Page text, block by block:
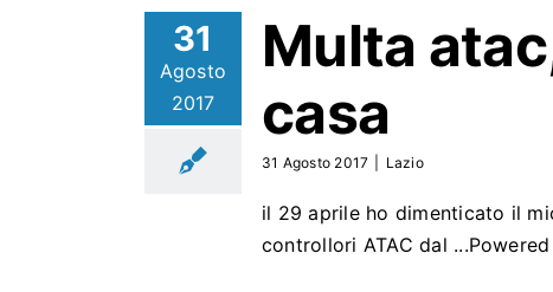
31
Agosto
2017
Multa atac
casa
31 Agosto 2017 Lazio
il 29 aprile ho dimenticato il
controllori ATAC dal